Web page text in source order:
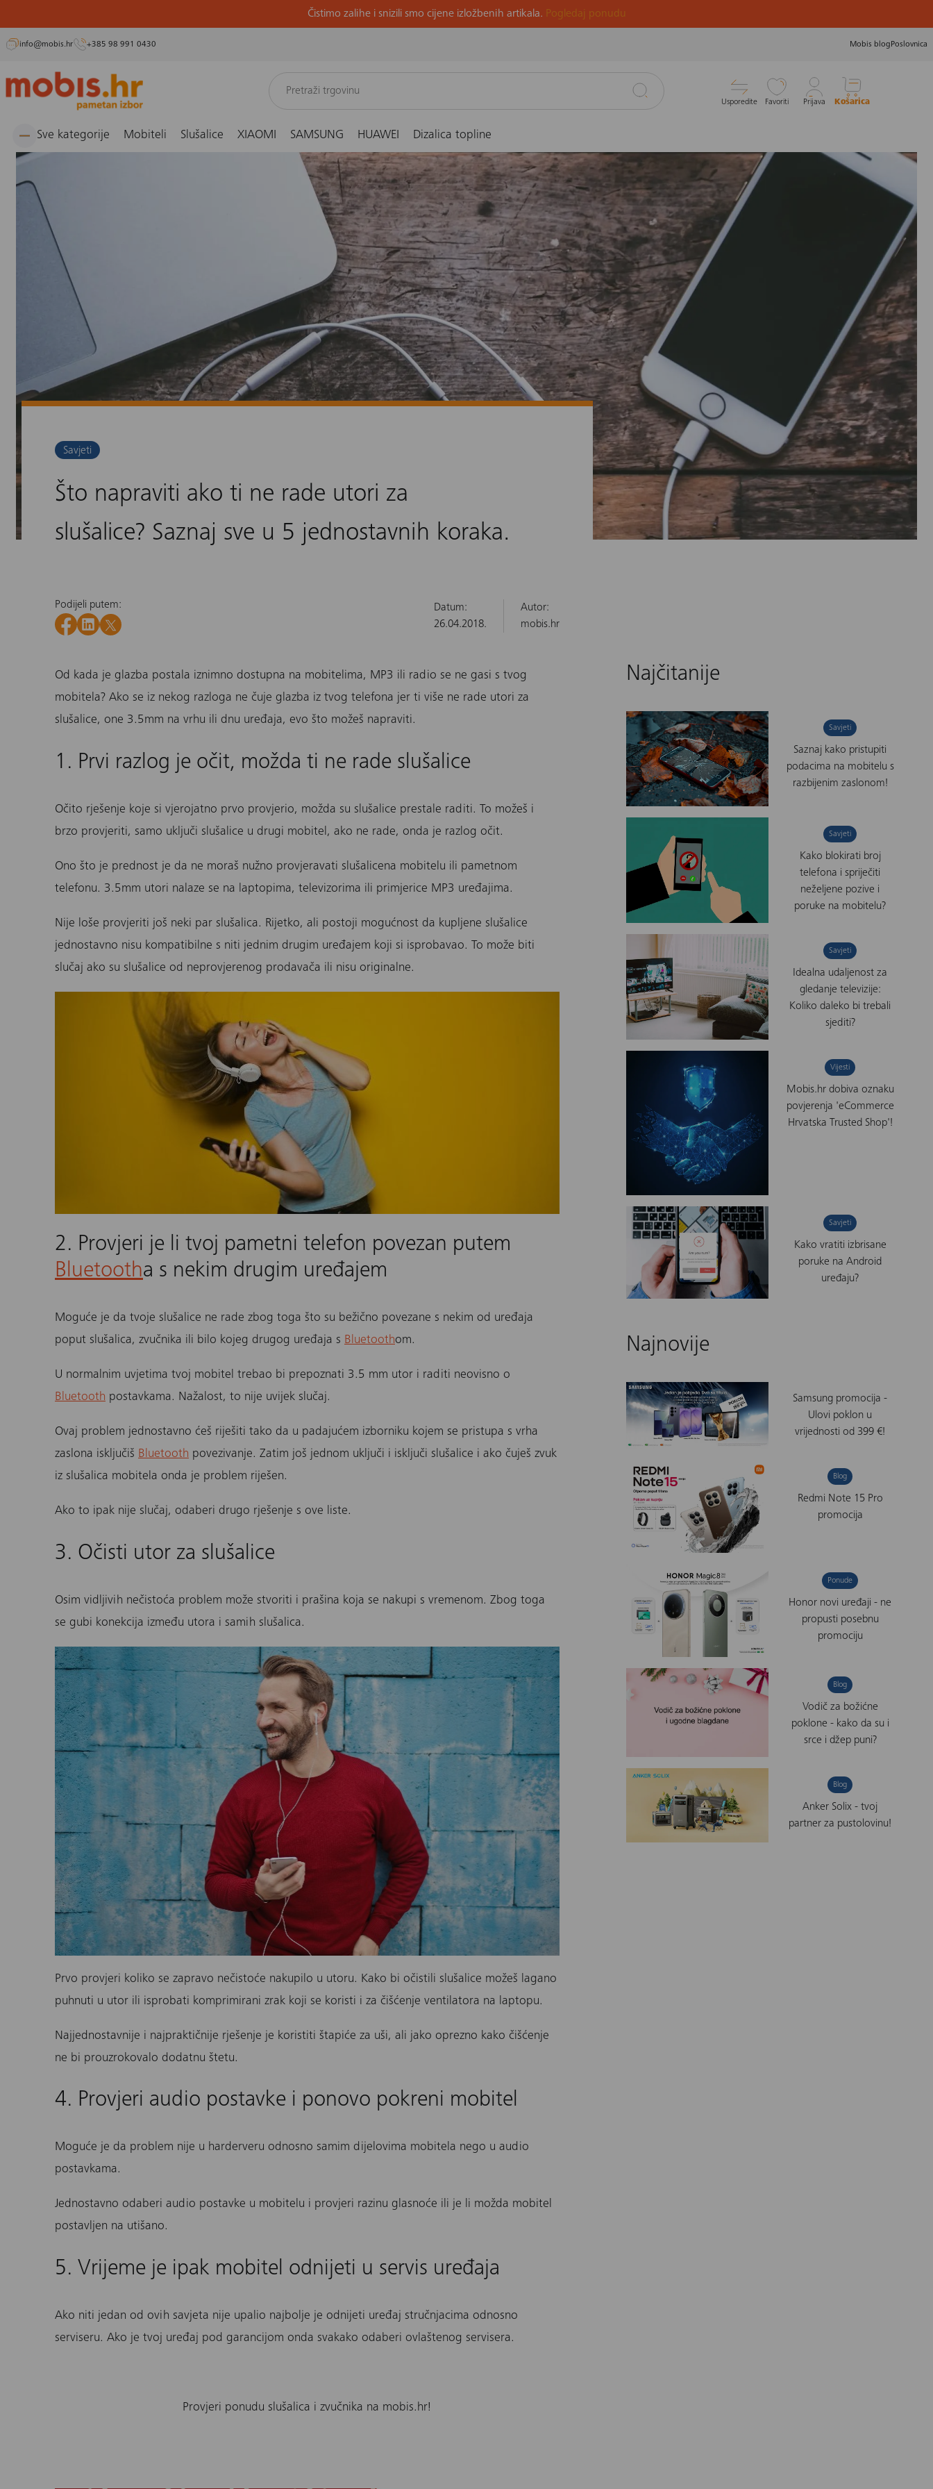
Preskoči
Čistimo zalihe i snizili smo cijene izložbenih artikala. Pogledaj ponudu
info@mobis.hr +385 98 991 0430 Mobis blog Poslovnica
Usporedite Favoriti Prijava Košarica
Sve kategorije Mobiteli Slušalice XIAOMI SAMSUNG HUAWEI Dizalica topline
Savjeti Što napraviti ako ti ne rade utori za slušalice? Saznaj sve u 5 jednostavnih koraka.
Savjeti
Što napraviti ako ti ne rade utori za
slušalice? Saznaj sve u 5 jednostavnih koraka.
Podijeli putem:
Datum:
26.04.2018.
Autor:
mobis.hr
Od kada je glazba postala iznimno dostupna na mobitelima, MP3 ili radio se ne gasi s tvog
mobitela? Ako se iz nekog razloga ne čuje glazba iz tvog telefona jer ti više ne rade utori za
slušalice, one 3.5mm na vrhu ili dnu uređaja, evo što možeš napraviti.
1. Prvi razlog je očit, možda ti ne rade slušalice
Očito rješenje koje si vjerojatno prvo provjerio, možda su slušalice prestale raditi. To možeš i
brzo provjeriti, samo uključi slušalice u drugi mobitel, ako ne rade, onda je razlog očit.
Ono što je prednost je da ne moraš nužno provjeravati slušalicena mobitelu ili pametnom
telefonu. 3.5mm utori nalaze se na laptopima, televizorima ili primjerice MP3 uređajima.
Nije loše provjeriti još neki par slušalica. Rijetko, ali postoji mogućnost da kupljene slušalice
jednostavno nisu kompatibilne s niti jednim drugim uređajem koji si isprobavao. To može biti
slučaj ako su slušalice od neprovjerenog prodavača ili nisu originalne.
2. Provjeri je li tvoj pametni telefon povezan putem
Bluetootha s nekim drugim uređajem
Moguće je da tvoje slušalice ne rade zbog toga što su bežično povezane s nekim od uređaja
poput slušalica, zvučnika ili bilo kojeg drugog uređaja s Bluetoothom.
U normalnim uvjetima tvoj mobitel trebao bi prepoznati 3.5 mm utor i raditi neovisno o
Bluetooth postavkama. Nažalost, to nije uvijek slučaj.
Ovaj problem jednostavno ćeš riješiti tako da u padajućem izborniku kojem se pristupa s vrha
zaslona isključiš Bluetooth povezivanje. Zatim još jednom uključi i isključi slušalice i ako čuješ zvuk
iz slušalica mobitela onda je problem riješen.
Ako to ipak nije slučaj, odaberi drugo rješenje s ove liste.
3. Očisti utor za slušalice
Osim vidljivih nečistoća problem može stvoriti i prašina koja se nakupi s vremenom. Zbog toga
se gubi konekcija između utora i samih slušalica.
Prvo provjeri koliko se zapravo nečistoće nakupilo u utoru. Kako bi očistili slušalice možeš lagano
puhnuti u utor ili isprobati komprimirani zrak koji se koristi i za čišćenje ventilatora na laptopu.
Najjednostavnije i najpraktičnije rješenje je koristiti štapiće za uši, ali jako oprezno kako čišćenje
ne bi prouzrokovalo dodatnu štetu.
4. Provjeri audio postavke i ponovo pokreni mobitel
Moguće je da problem nije u harderveru odnosno samim dijelovima mobitela nego u audio
postavkama.
Jednostavno odaberi audio postavke u mobitelu i provjeri razinu glasnoće ili je li možda mobitel
postavljen na utišano.
5. Vrijeme je ipak mobitel odnijeti u servis uređaja
Ako niti jedan od ovih savjeta nije upalio najbolje je odnijeti uređaj stručnjacima odnosno
serviseru. Ako je tvoj uređaj pod garancijom onda svakako odaberi ovlaštenog servisera.
Provjeri ponudu slušalica i zvučnika na mobis.hr!
Najčitanije
Savjeti
Saznaj kako pristupiti
podacima na mobitelu s
razbijenim zaslonom!
Savjeti
Kako blokirati broj
telefona i spriječiti
neželjene pozive i
poruke na mobitelu?
Savjeti
Idealna udaljenost za
gledanje televizije:
Koliko daleko bi trebali
sjediti?
Vijesti
Mobis.hr dobiva oznaku
povjerenja 'eCommerce
Hrvatska Trusted Shop'!
Savjeti
Kako vratiti izbrisane
poruke na Android
uređaju?
Najnovije
Samsung promocija -
Ulovi poklon u
vrijednosti od 399 €!
Blog
Redmi Note 15 Pro
promocija
Ponude
Honor novi uređaji - ne
propusti posebnu
promociju
Blog
Vodič za božićne
poklone - kako da su i
srce i džep puni?
Blog
Anker Solix - tvoj
partner za pustolovinu!